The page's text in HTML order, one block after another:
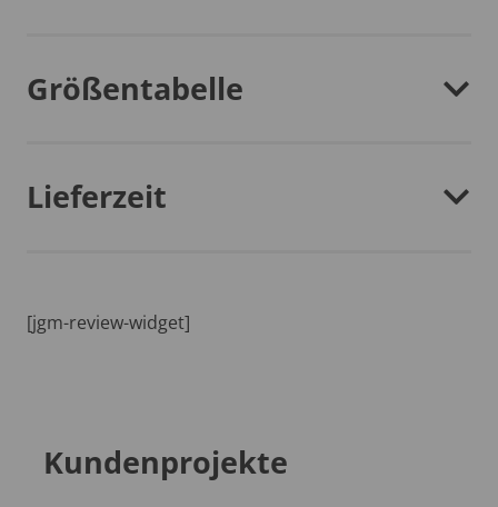
Größentabelle
Lieferzeit
[jgm-review-widget]
Kundenprojekte